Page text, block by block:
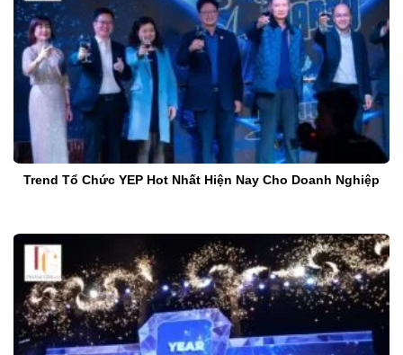
Trend Tổ Chức YEP Hot Nhất Hiện Nay Cho Doanh Nghiệp